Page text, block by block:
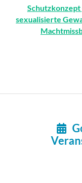
Schutzkonzept
sexualisierte
